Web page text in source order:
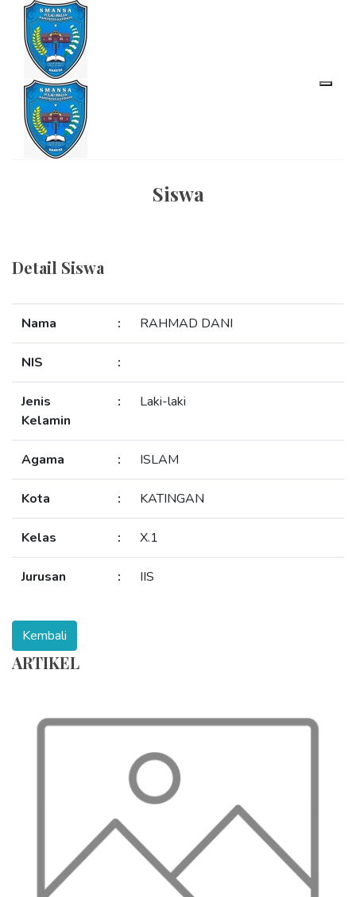
Siswa
Detail Siswa
Nama : RAHMAD DANI
NIS :
Jenis
Kelamin
: Laki-laki
Agama : ISLAM
Kota : KATINGAN
Kelas : X.1
Jurusan : IIS
ARTIKEL